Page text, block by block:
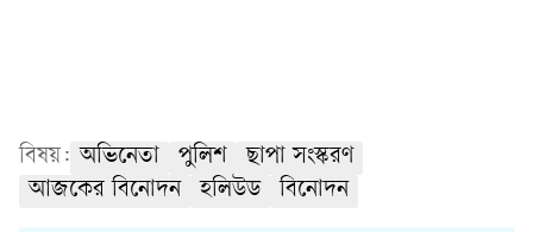
বিষয়: অভিনেতা পুলিশ
ছাপা সংস্করণ
আজকের বিনোদন
হলিউড বিনোদন